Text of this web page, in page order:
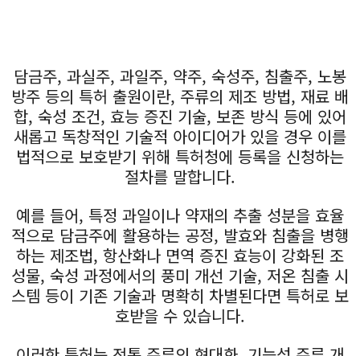
담금주, 과실주, 과일주, 약주, 숙성주, 침출주, 노봉
방주 등의 특허 출원이란, 주류의 제조 방법, 재료 배
합, 숙성 조건, 효능 증진 기술, 보존 방식 등에 있어
새롭고 독창적인 기술적 아이디어가 있을 경우 이를
법적으로 보호받기 위해 특허청에 등록을 신청하는
절차를 말합니다.
예를 들어, 특정 과일이나 약재의 추출 성분을 효율
적으로 담금주에 활용하는 공정, 발효와 침출을 병행
하는 제조법, 항산화나 면역 증진 효능이 강화된 조
성물, 숙성 과정에서의 풍미 개선 기술, 저온 침출 시
스템 등이 기존 기술과 명확히 차별된다면 특허로 보
호받을 수 있습니다.